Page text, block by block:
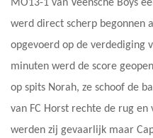
MO13-1 van Veensche Boys
werd direct scherp begonnen
opgevoerd op de verdediging
minuten werd de score
op spits Norah, ze schoof de
van FC Horst rechte de rug
werden zij gevaarlijk maar